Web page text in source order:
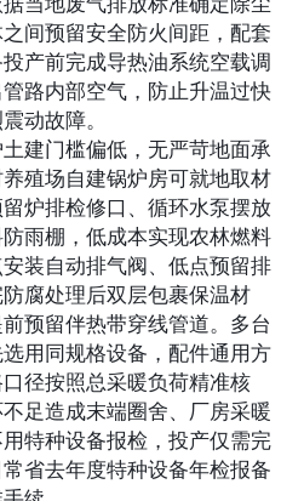
间预留安全防火间距，配套
产前完成导热油系统空载调
路内部空气，防止升温过快
动故障。
建门槛偏低，无严苛地面承
殖场自建锅炉房可就地取材
炉排检修口、循环水泵摆放
雨棚，低成本实现农林燃料
装自动排气阀、低点预留排
腐处理后双层包裹保温材
预留伴热带穿线管道。多台
用同规格设备，配件通用方
径按照总采暖负荷精准核
足造成末端圈舍、厂房采暖
特种设备报检，投产仅需完
省去年度特种设备年检报备